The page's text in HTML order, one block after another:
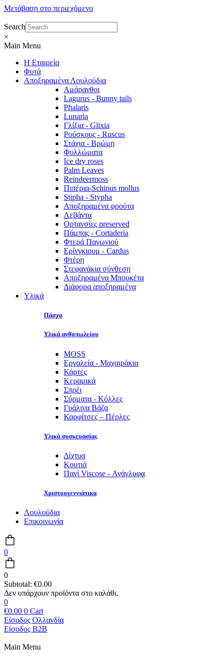
Μετάβαση στο περιεχόμενο
Search
×
Main Menu
Η Εταιρεία
Φυτά
Αποξηραμένα Λουλούδια
Αμάρανθοι
Lagurus - Bunny tails
Phalaris
Lunaria
Γλίξια - Glixia
Ρούσκους - Ruscus
Στάχια - Βρώμη
Φυλλώματα
Ice dry roses
Palm Leaves
Reindeermoss
Πιπέρια-Schinus mollus
Stipha - Stypha
Αποξηραμένα φρούτα
Λεβάντα
Ορτανσίες preserved
Πάμπας - Cortaderia
Φτερά Παγωνιού
Ερίνγκιουμ - Cardus
Φτέρη
Στεφανάκια σύνθεση
Αποξηραμένα Μπουκέτα
Διάφορα αποξηραμένα
Υλικά
Πάσχα
Υλικά ανθοπωλείου
MOSS
Εργαλεία - Μαχαιράκια
Κάρτες
Κεραμικά
Σπρέι
Σύρματα - Κόλλες
Γυάλινα Βάζα
Καρφίτσες – Πέρλες
Υλικά συσκευασίας
Δίχτυα
Κουτιά
Πανί Viscose - Ανάγλυφα
Χριστουγεννιάτικα
Λουλούδια
Επικοινωνία
0
0
Subtotal: €0.00
0
€0.00 0 Cart
Είσοδος Ολλανδία
Είσοδος B2B
Main Menu